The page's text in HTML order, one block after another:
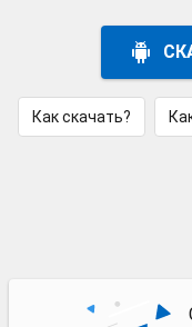
Как скачать?